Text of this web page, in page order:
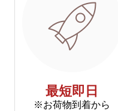
最短即日
※お荷物到着から